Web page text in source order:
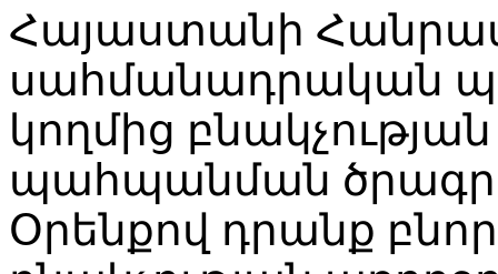
Հայաստանի
սահմանադրական
կողմից
պահպանման
Օրենքով դրանք